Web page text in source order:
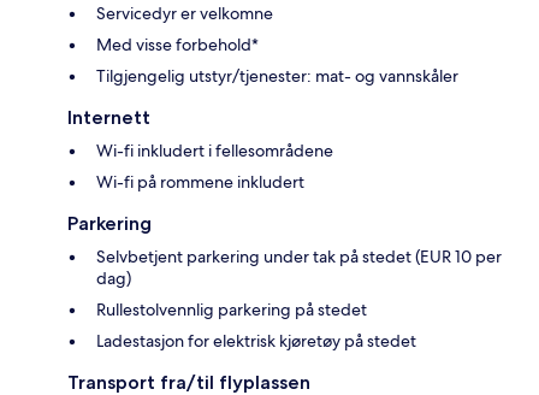
Servicedyr er velkomne
Med visse forbehold*
Tilgjengelig utstyr/tjenester: mat- og vannskåler
Internett
Wi-fi inkludert i fellesområdene
Wi-fi på rommene inkludert
Parkering
Selvbetjent parkering under tak på stedet (EUR 10 per
dag)
Rullestolvennlig parkering på stedet
Ladestasjon for elektrisk kjøretøy på stedet
Transport fra/til flyplassen